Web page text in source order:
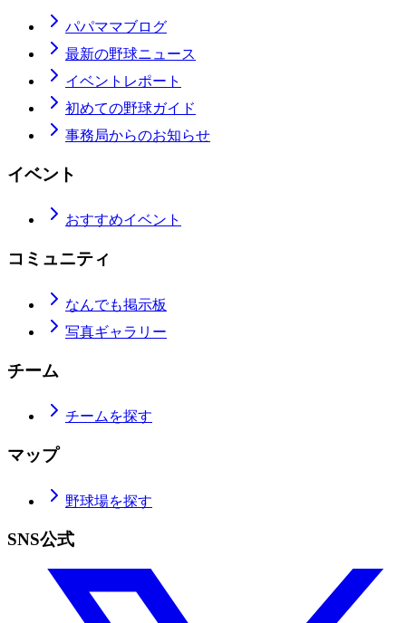
パパママブログ
最新の野球ニュース
イベントレポート
初めての野球ガイド
事務局からのお知らせ
イベント
おすすめイベント
コミュニティ
なんでも掲示板
写真ギャラリー
チーム
チームを探す
マップ
野球場を探す
SNS公式